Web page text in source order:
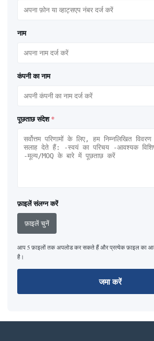
नाम
कंपनी का नाम
पूछताछ संदेश *
फ़ाइलें संलग्न करें
फ़ाइलें चुनें
आप 5 फ़ाइलों तक अपलोड कर सकते हैं और प्रत्येक फ़ाइल का
है।
जमा करें